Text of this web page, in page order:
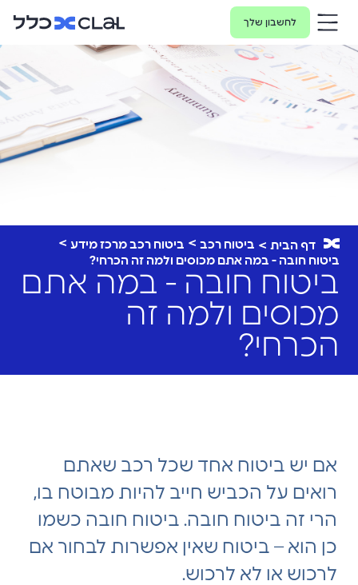
לחשבון שלך
דף הבית ביטוח רכב
ביטוח רכב מרכז מידע
ביטוח חובה - במה אתם מכוסים ולמה זה הכרחי?
ביטוח חובה - במה אתם
מכוסים ולמה זה
הכרחי?
אם יש ביטוח אחד שכל רכב שאתם
רואים על הכביש חייב להיות מבוטח בו,
הרי זה ביטוח חובה. ביטוח חובה כשמו
כן הוא – ביטוח שאין אפשרות לבחור אם
לרכוש או לא לרכוש.